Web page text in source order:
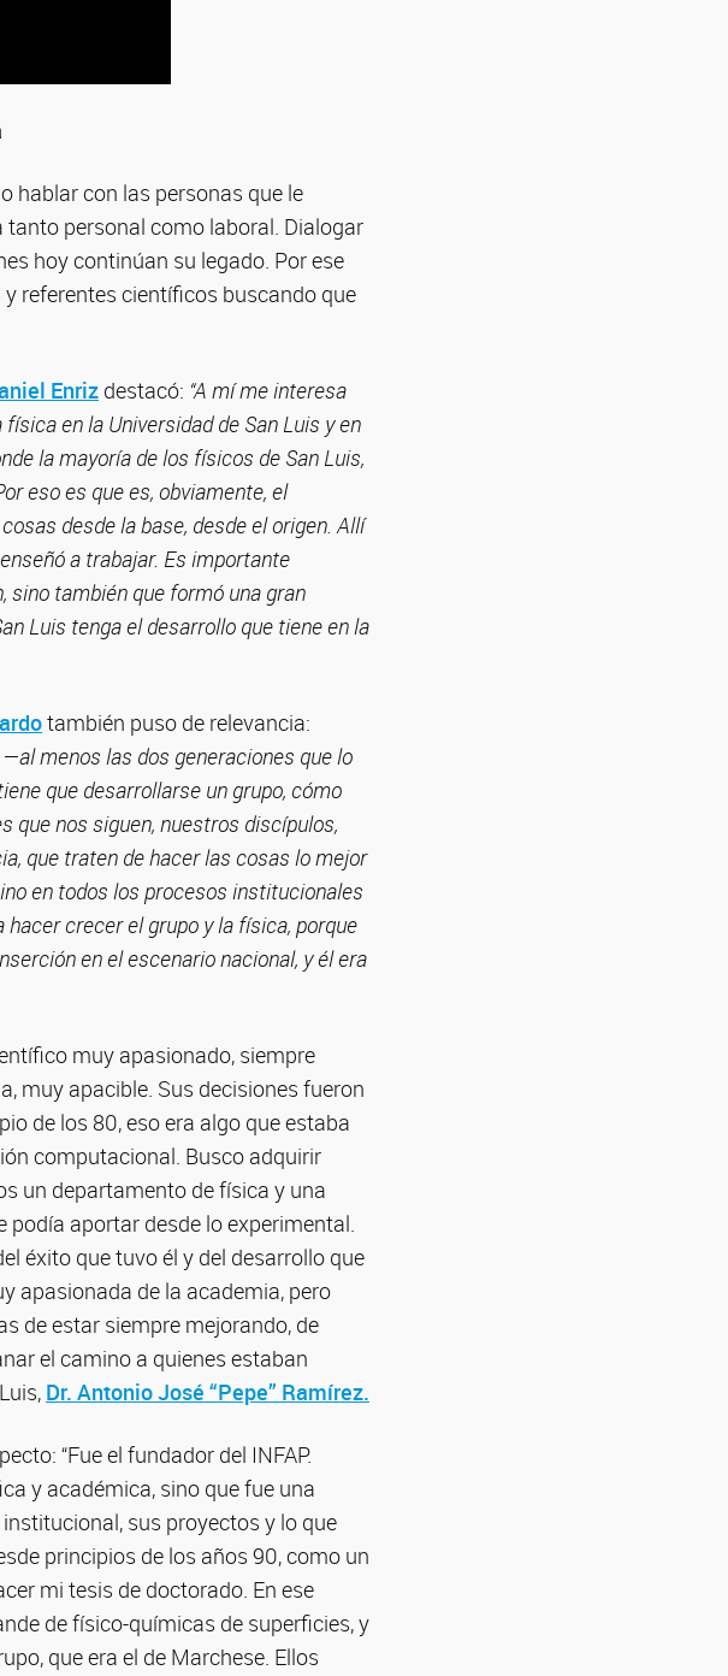
hablar con las personas que le
personal como laboral. Dialogar
hoy continúan su legado. Por ese
referentes científicos buscando que
Enriz destacó: “A mí me interesa
en la Universidad de San Luis y en
la mayoría de los físicos de San Luis,
eso es que es, obviamente, el
desde la base, desde el origen. Allí
a trabajar. Es importante
también que formó una gran
Luis tenga el desarrollo que tiene en la
también puso de relevancia:
menos las dos generaciones que lo
que desarrollarse un grupo, cómo
que nos siguen, nuestros discípulos,
que traten de hacer las cosas lo mejor
en todos los procesos institucionales
crecer el grupo y la física, porque
en el escenario nacional, y él era
muy apasionado, siempre
muy apacible. Sus decisiones fueron
de los 80, eso era algo que estaba
computacional. Busco adquirir
un departamento de física y una
aportar desde lo experimental.
éxito que tuvo él y del desarrollo que
apasionada de la academia, pero
de estar siempre mejorando, de
el camino a quienes estaban
Dr. Antonio José “Pepe” Ramírez.
“Fue el fundador del INFAP.
y académica, sino que fue una
sus proyectos y lo que
principios de los años 90, como un
mi tesis de doctorado. En ese
de físico-químicas de superficies, y
que era el de Marchese. Ellos